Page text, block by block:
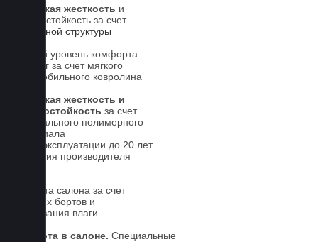
Высокая жесткость и
износостойкость за счет
5-слойной структуры
Новый уровень комфорта
для ног за счет мягкого
автомобильного ковролина
Высокая жесткость и
износостойкость за счет
специального полимерного
материала
Срок эксплуатации до 20 лет
Гарантия производителя
Чистота салона за счет
высоких бортов и
впитывания влаги
Чистота в салоне. Специальные